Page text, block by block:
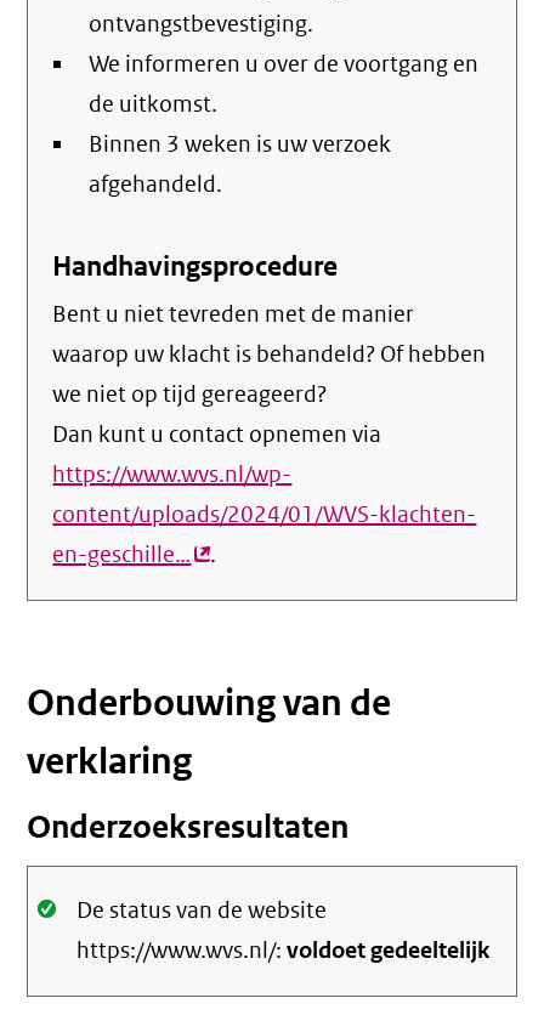
ontvangstbevestiging.
We informeren u over de voortgang en
de uitkomst.
Binnen 3 weken is uw verzoek
afgehandeld.
Handhavingsprocedure
Bent u niet tevreden met de manier
waarop uw klacht is behandeld? Of hebben
we niet op tijd gereageerd?
Dan kunt u contact opnemen via
https://www.wvs.nl/wp-
content/uploads/2024/01/WVS-klachten-
en-geschille…(externe
link)
.
Onderbouwing van de
verklaring
Onderzoeksresultaten
Oké.
De status van de website
https://www.wvs.nl/:voldoet gedeeltelijk